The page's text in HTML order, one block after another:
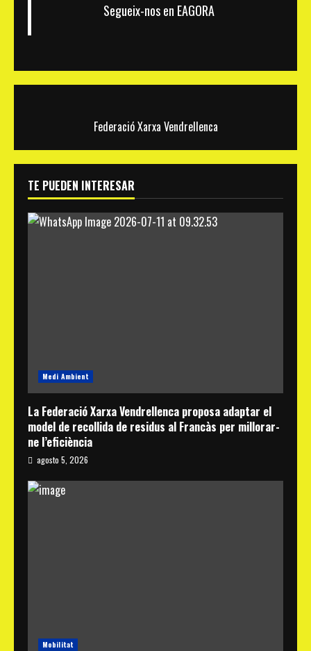
Segueix-nos en EAGORA
Federació Xarxa Vendrellenca
TE PUEDEN INTERESAR
Medi Ambient
La Federació Xarxa Vendrellenca proposa adaptar el
model de recollida de residus al Francàs per millorar-
ne l’eficiència
agosto 5, 2026
Mobilitat